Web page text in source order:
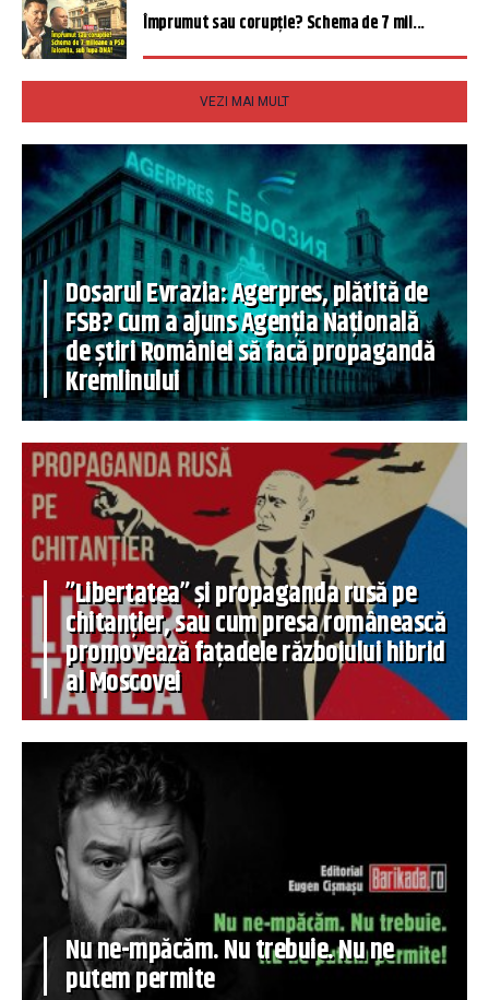
Împrumut sau corupție? Schema de 7 mil...
VEZI MAI MULT
Dosarul Evrazia: Agerpres, plătită de
FSB? Cum a ajuns Agenția Națională
de știri României să facă propagandă
Kremlinului
”Libertatea” și propaganda rusă pe
chitanțier, sau cum presa românească
promovează fațadele războiului hibrid
al Moscovei
Nu ne-mpăcăm. Nu trebuie. Nu ne
putem permite